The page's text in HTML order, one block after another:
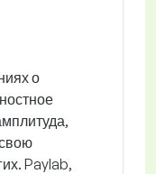
о
Paylab,